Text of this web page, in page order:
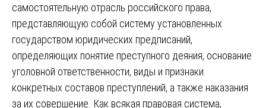
самостоятельную отрасль российского права,
представляющую собой систему установленных
государством юридических предписаний,
определяющих понятие преступного деяния, основание
уголовной ответственности, виды и признаки
конкретных составов преступлений, а также наказания
за их совершение. Как всякая правовая система,